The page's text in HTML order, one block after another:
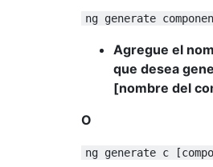
ng generate
Agregue el
que desea
[nombre del
O
ng generate c